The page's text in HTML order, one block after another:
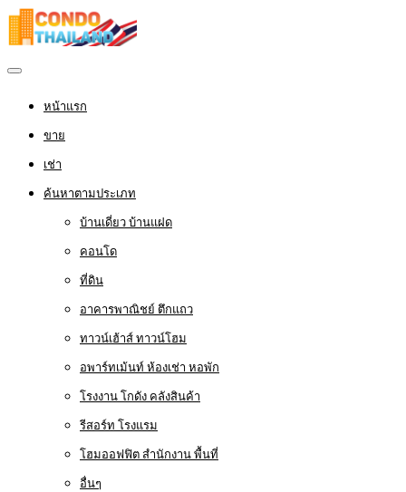
หน้าแรก
ขาย
เช่า
ค้นหาตามประเภท
บ้านเดี่ยว บ้านแฝด
คอนโด
ที่ดิน
อาคารพาณิชย์ ตึกแถว
ทาวน์เฮ้าส์ ทาวน์โฮม
อพาร์ทเม้นท์ ห้องเช่า หอพัก
โรงงาน โกดัง คลังสินค้า
รีสอร์ท โรงแรม
โฮมออฟฟิต สำนักงาน พื้นที่
อื่นๆ